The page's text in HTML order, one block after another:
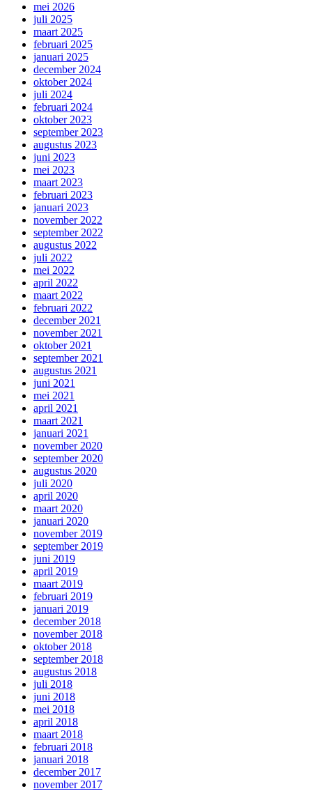
mei 2026
juli 2025
maart 2025
februari 2025
januari 2025
december 2024
oktober 2024
juli 2024
februari 2024
oktober 2023
september 2023
augustus 2023
juni 2023
mei 2023
maart 2023
februari 2023
januari 2023
november 2022
september 2022
augustus 2022
juli 2022
mei 2022
april 2022
maart 2022
februari 2022
december 2021
november 2021
oktober 2021
september 2021
augustus 2021
juni 2021
mei 2021
april 2021
maart 2021
januari 2021
november 2020
september 2020
augustus 2020
juli 2020
april 2020
maart 2020
januari 2020
november 2019
september 2019
juni 2019
april 2019
maart 2019
februari 2019
januari 2019
december 2018
november 2018
oktober 2018
september 2018
augustus 2018
juli 2018
juni 2018
mei 2018
april 2018
maart 2018
februari 2018
januari 2018
december 2017
november 2017